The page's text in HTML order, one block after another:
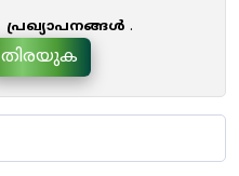
പ്രഖ്യാപനങ്ങൾ .
തിരയുക